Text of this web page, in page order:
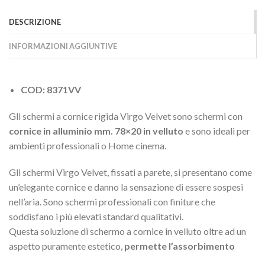
DESCRIZIONE
INFORMAZIONI AGGIUNTIVE
COD: 8371VV
Gli schermi a cornice rigida Virgo Velvet sono schermi con
cornice in alluminio mm. 78×20 in velluto e sono ideali per
ambienti professionali o Home cinema.
Gli schermi Virgo Velvet, fissati a parete, si presentano come
un’elegante cornice e danno la sensazione di essere sospesi
nell’aria. Sono schermi professionali con finiture che
soddisfano i più elevati standard qualitativi.
Questa soluzione di schermo a cornice in velluto oltre ad un
aspetto puramente estetico, permette l’assorbimento